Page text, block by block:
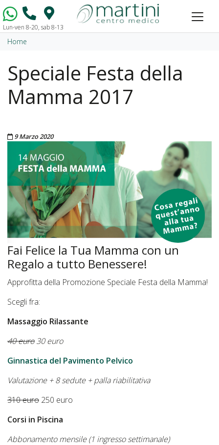
Vai al contenuto
Lun-ven 8-20, sab 8-13
Home
Speciale Festa della
Mamma 2017
Pubblicato il
9 Marzo 2020
Fai Felice la Tua Mamma con un
Regalo a tutto Benessere!
Approfitta della Promozione Speciale Festa della Mamma!
Scegli fra:
Massaggio Rilassante
40 euro30 euro
Ginnastica del Pavimento Pelvico
Valutazione + 8 sedute + palla riabilitativa
310 euro 250 euro
Corsi in Piscina
Abbonamento mensile (1 ingresso settimanale)